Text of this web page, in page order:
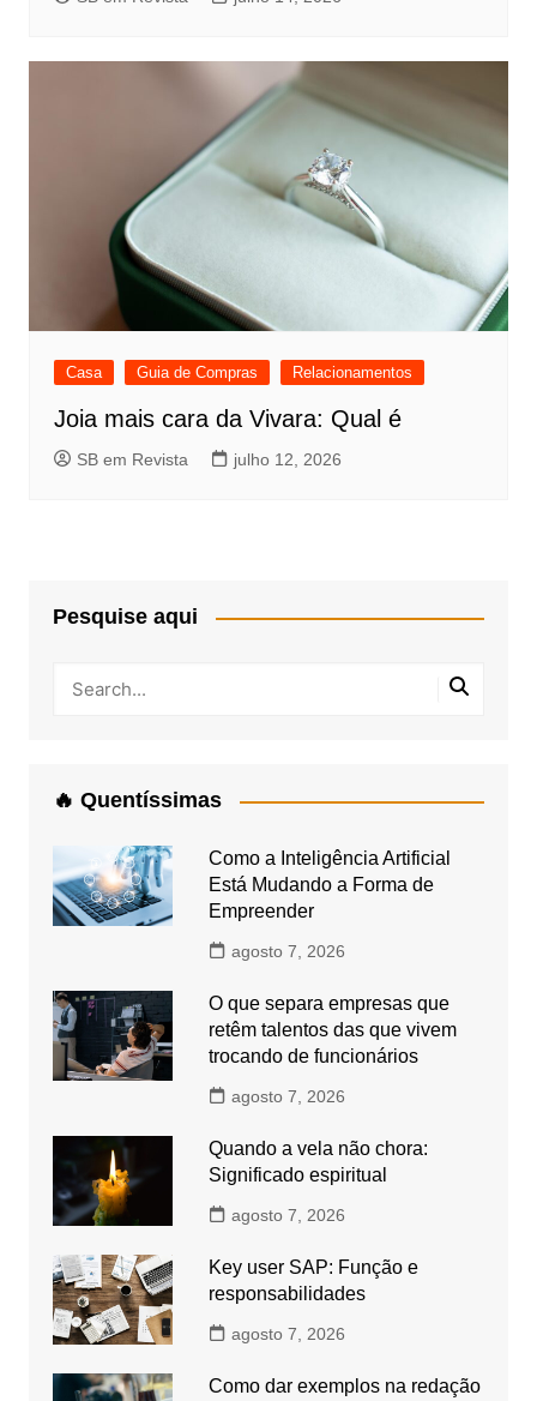
Casa Guia de Compras Relacionamentos
Joia mais cara da Vivara: Qual é
SB em Revista julho 12, 2026
Pesquise aqui
🔥 Quentíssimas
Como a Inteligência Artificial
Está Mudando a Forma de
Empreender
agosto 7, 2026
O que separa empresas que
retêm talentos das que vivem
trocando de funcionários
agosto 7, 2026
Quando a vela não chora:
Significado espiritual
agosto 7, 2026
Key user SAP: Função e
responsabilidades
agosto 7, 2026
Como dar exemplos na redação